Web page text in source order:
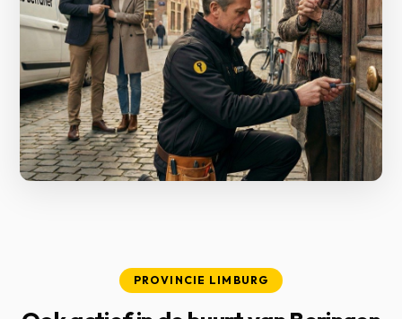
PROVINCIE LIMBURG